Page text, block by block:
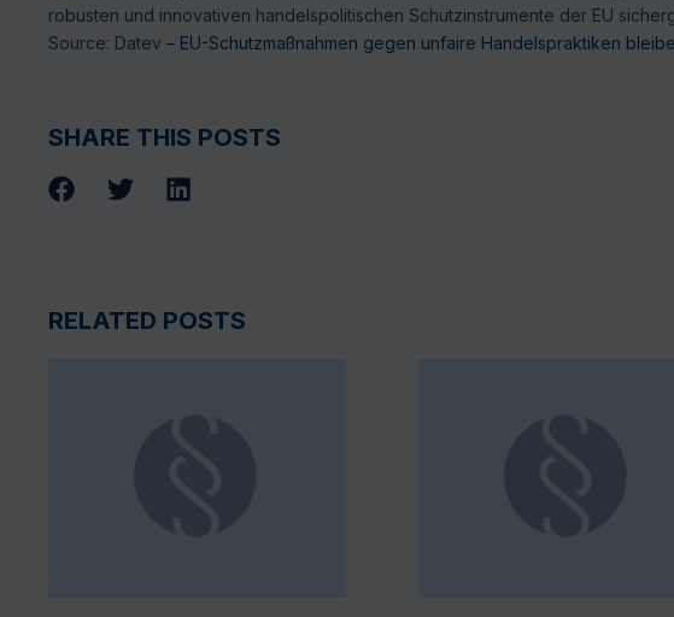
robusten und innovativen handelspolitischen Schutzinstrumente der EU
Source: Datev – EU-Schutzmaßnahmen gegen unfaire Handelspraktiken
SHARE THIS POSTS
RELATED POSTS